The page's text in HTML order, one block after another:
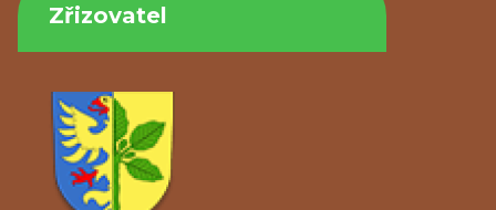
Zřizovatel